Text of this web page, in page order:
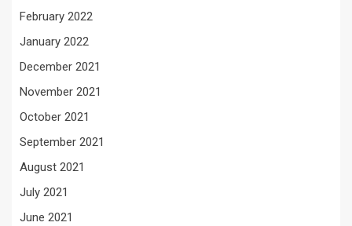
February 2022
January 2022
December 2021
November 2021
October 2021
September 2021
August 2021
July 2021
June 2021